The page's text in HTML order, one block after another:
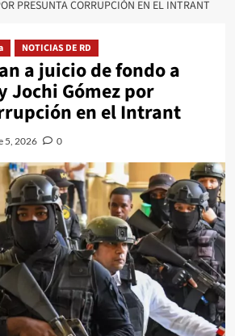
PRESUNTA CORRUPCIÓN EN EL INTRANT
NOTICIAS DE RD
a juicio de fondo a
Jochi Gómez por
en el Intrant
5, 2026 0